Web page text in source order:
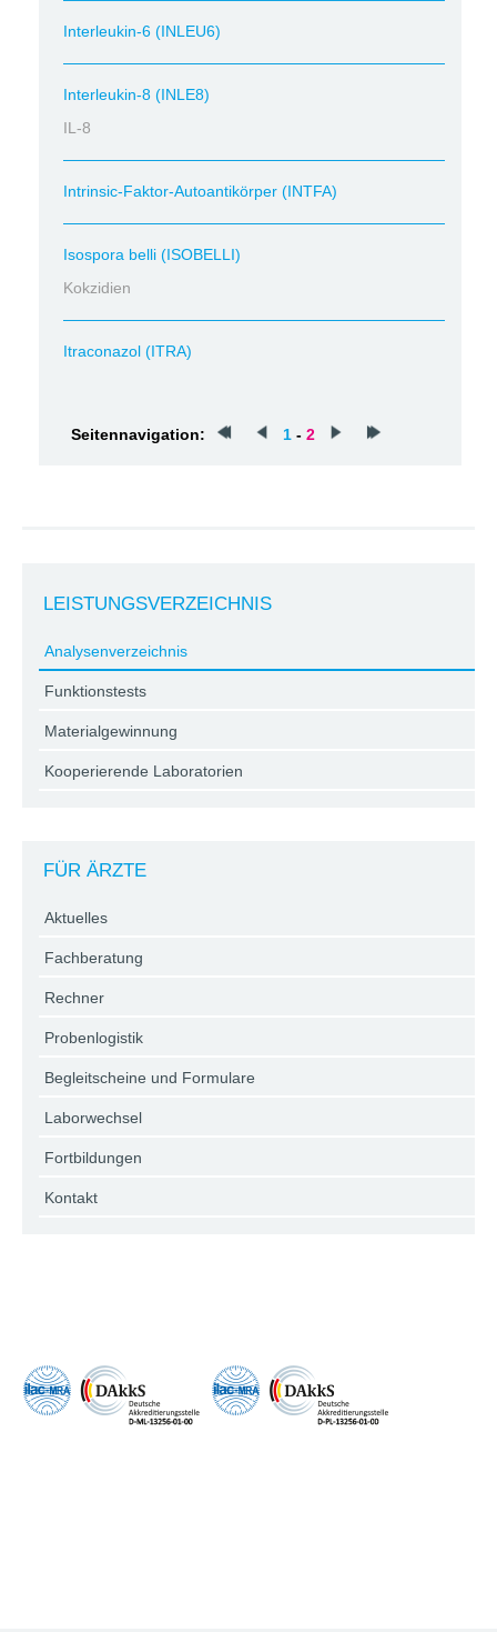
Interleukin-6 (INLEU6)
Interleukin-8 (INLE8)
IL-8
Intrinsic-Faktor-Autoantikörper (INTFA)
Isospora belli (ISOBELLI)
Kokzidien
Itraconazol (ITRA)
Seitennavigation: 1 - 2
LEISTUNGSVERZEICHNIS
Analysenverzeichnis
Funktionstests
Materialgewinnung
Kooperierende Laboratorien
FÜR ÄRZTE
Aktuelles
Fachberatung
Rechner
Probenlogistik
Begleitscheine und Formulare
Laborwechsel
Fortbildungen
Kontakt